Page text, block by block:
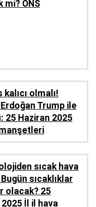
mi? ONS
olmalı!
Trump ile
25 Haziran 2025
sıcak hava
Bugün sıcaklıklar
olacak? 25
İl il hava